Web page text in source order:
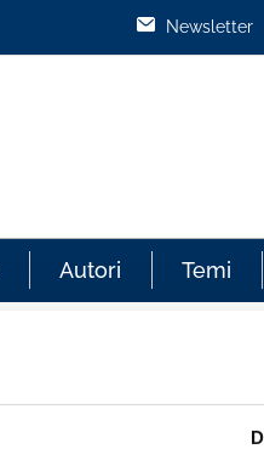
Newsletter
Autori Temi